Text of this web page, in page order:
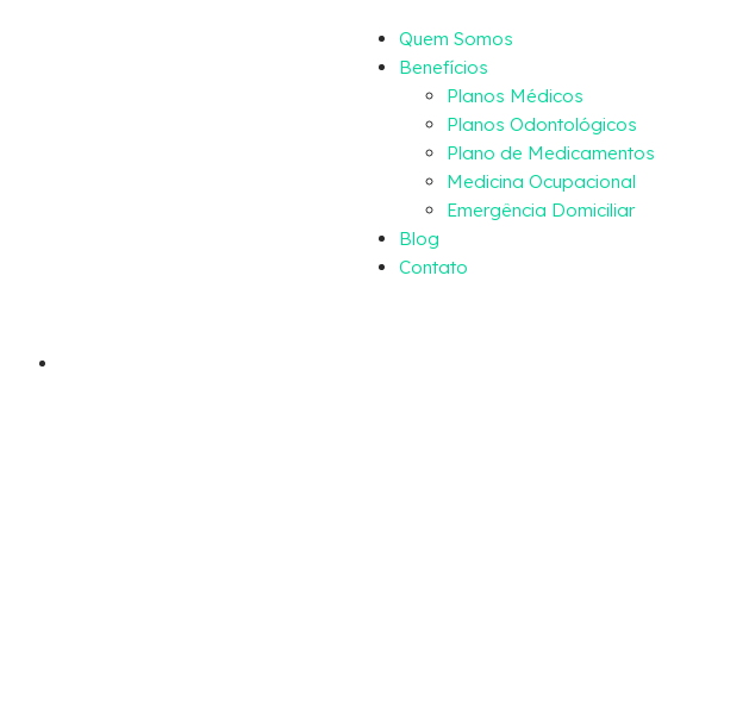
Quem Somos
Benefícios
Planos Médicos
Planos Odontológicos
Plano de Medicamentos
Medicina Ocupacional
Emergência Domiciliar
Blog
Contato